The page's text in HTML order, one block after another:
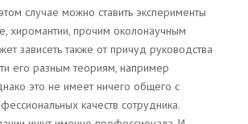
случае можно ставить эксперименты
хиромантии, прочим околонаучным
зависеть также от причуд руководства
его разным теориям, например
это не имеет ничего общего с
качеств сотрудника.